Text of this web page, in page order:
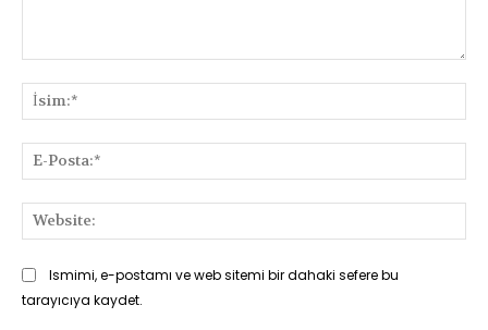
Ismimi, e-postamı ve web sitemi bir dahaki sefere bu
tarayıcıya kaydet.